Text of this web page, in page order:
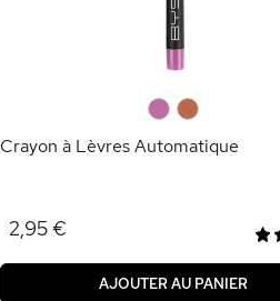
Crayon à Lèvres Automatique
2,95 €
AJOUTER AU PANIER